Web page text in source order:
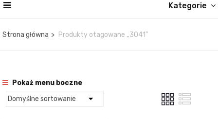
Kategorie
Strona główna Produkty otagowane „3041”
Pokaż menu boczne